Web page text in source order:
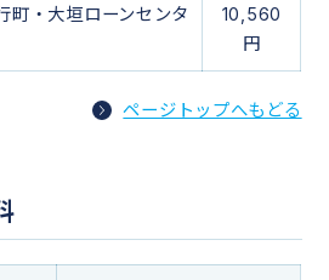
町・大垣ローンセンタ
10,560
円
ページトップへもどる